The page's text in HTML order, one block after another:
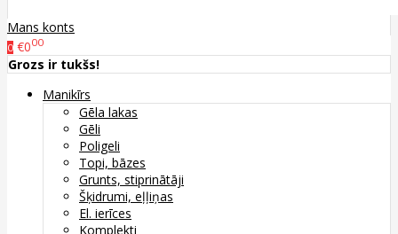
Mans konts
0 €000
Grozs ir tukšs!
Manikīrs
Gēla lakas
Gēli
Poligeli
Topi, bāzes
Grunts, stiprinātāji
Šķidrumi, eļļiņas
El. ierīces
Komplekti